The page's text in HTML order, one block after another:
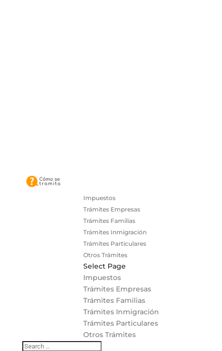
Impuestos
Trámites Empresas
Trámites Familias
Trámites Inmigración
Trámites Particulares
Otros Trámites
Select Page
Impuestos
Trámites Empresas
Trámites Familias
Trámites Inmigración
Trámites Particulares
Otros Trámites